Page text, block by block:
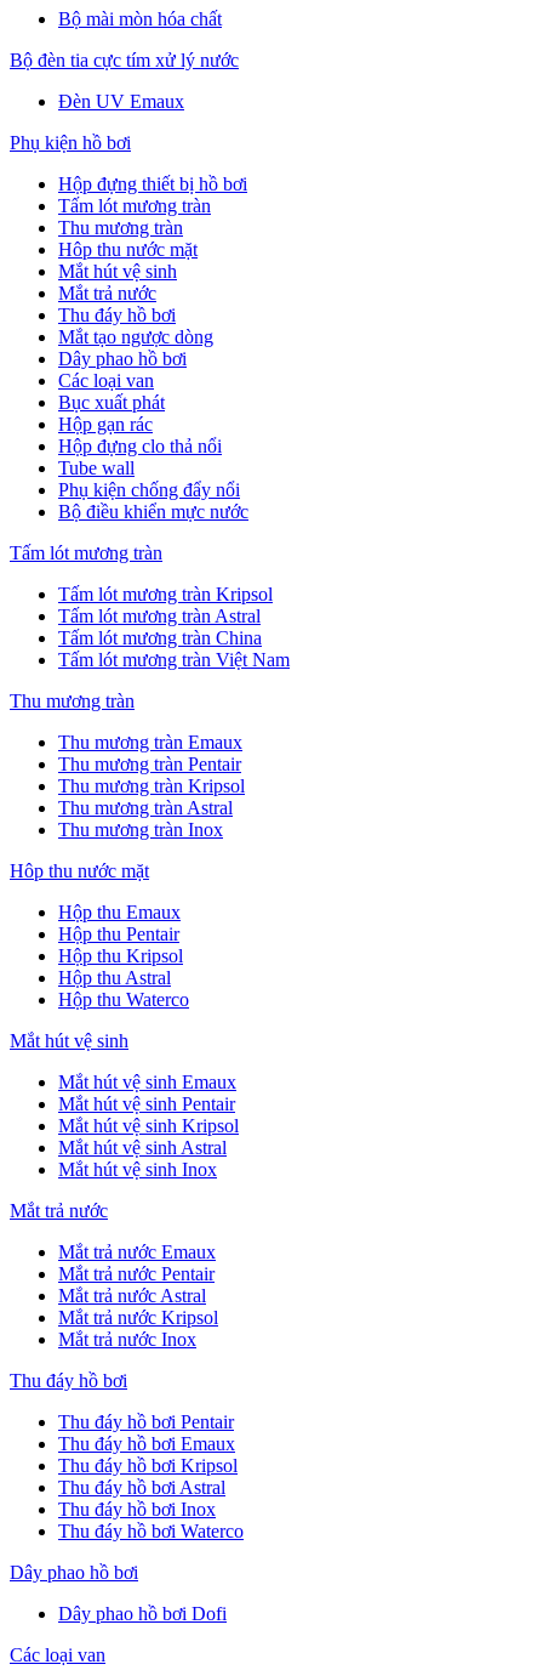
Bộ mài mòn hóa chất
Bộ đèn tia cực tím xử lý nước
Đèn UV Emaux
Phụ kiện hồ bơi
Hộp đựng thiết bị hồ bơi
Tấm lót mương tràn
Thu mương tràn
Hôp thu nước mặt
Mắt hút vệ sinh
Mắt trả nước
Thu đáy hồ bơi
Mắt tạo ngược dòng
Dây phao hồ bơi
Các loại van
Bục xuất phát
Hộp gạn rác
Hộp đựng clo thả nổi
Tube wall
Phụ kiện chống đẩy nổi
Bộ điều khiển mực nước
Tấm lót mương tràn
Tấm lót mương tràn Kripsol
Tấm lót mương tràn Astral
Tấm lót mương tràn China
Tấm lót mương tràn Việt Nam
Thu mương tràn
Thu mương tràn Emaux
Thu mương tràn Pentair
Thu mương tràn Kripsol
Thu mương tràn Astral
Thu mương tràn Inox
Hôp thu nước mặt
Hộp thu Emaux
Hộp thu Pentair
Hộp thu Kripsol
Hộp thu Astral
Hộp thu Waterco
Mắt hút vệ sinh
Mắt hút vệ sinh Emaux
Mắt hút vệ sinh Pentair
Mắt hút vệ sinh Kripsol
Mắt hút vệ sinh Astral
Mắt hút vệ sinh Inox
Mắt trả nước
Mắt trả nước Emaux
Mắt trả nước Pentair
Mắt trả nước Astral
Mắt trả nước Kripsol
Mắt trả nước Inox
Thu đáy hồ bơi
Thu đáy hồ bơi Pentair
Thu đáy hồ bơi Emaux
Thu đáy hồ bơi Kripsol
Thu đáy hồ bơi Astral
Thu đáy hồ bơi Inox
Thu đáy hồ bơi Waterco
Dây phao hồ bơi
Dây phao hồ bơi Dofi
Các loại van